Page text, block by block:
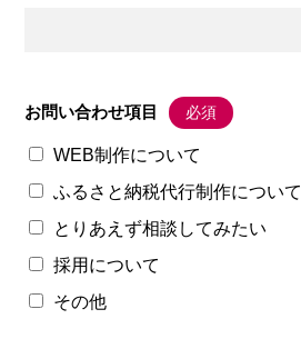
お問い合わせ項目 必須
WEB制作について
ふるさと納税代行制作について
とりあえず相談してみたい
採用について
その他